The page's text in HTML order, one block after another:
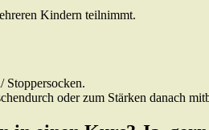
Kindern teilnimmt.
Stoppersocken.
oder zum Stärken danach